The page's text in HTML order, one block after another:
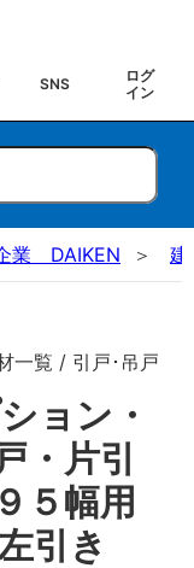
SNS
ログ
イン
業 DAIKEN 建
一覧 / 引戸･吊戸
ョン・
・片引
５幅用
引き